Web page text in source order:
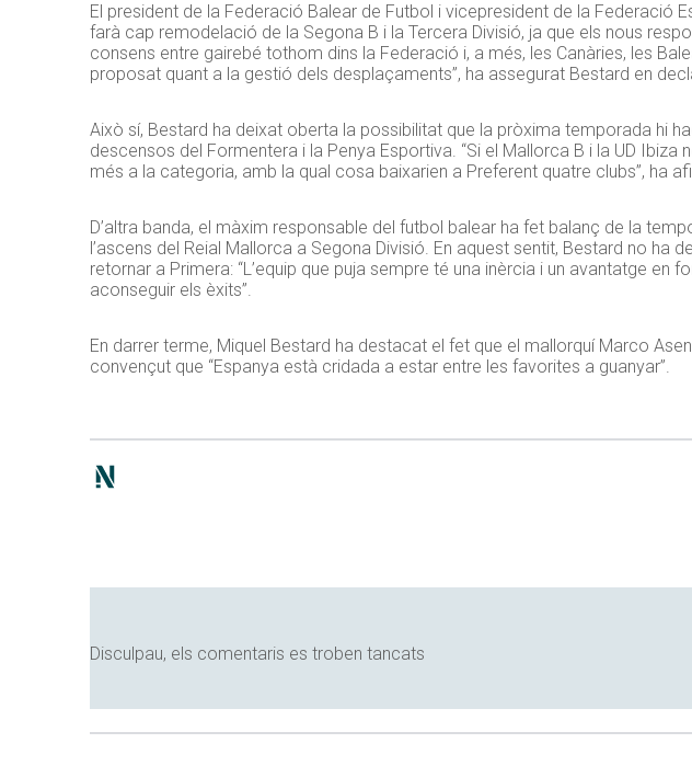
El president de la Federació Balear de Futbol i vicepresident de la Federació
farà cap remodelació de la Segona B i la Tercera Divisió, ja que els nous
consens entre gairebé tothom dins la Federació i, a més, les Canàries, les
proposat quant a la gestió dels desplaçaments”, ha assegurat Bestard en
Això sí, Bestard ha deixat oberta la possibilitat que la pròxima temporada hi
descensos del Formentera i la Penya Esportiva. “Si el Mallorca B i la UD Ibiza
més a la categoria, amb la qual cosa baixarien a Preferent quatre clubs”, ha
D’altra banda, el màxim responsable del futbol balear ha fet balanç de la
l’ascens del Reial Mallorca a Segona Divisió. En aquest sentit, Bestard no ha
retornar a Primera: “L’equip que puja sempre té una inèrcia i un avantatge en
aconseguir els èxits”.
En darrer terme, Miquel Bestard ha destacat el fet que el mallorquí Marco
convençut que “Espanya està cridada a estar entre les favorites a guanyar”.
Disculpau, els comentaris es troben tancats